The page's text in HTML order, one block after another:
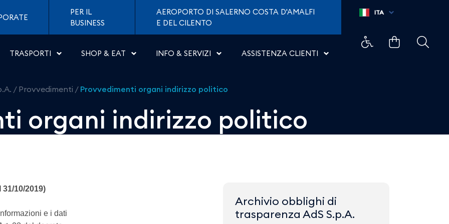
politico - Aeroporti di Napoli
PER IL
BUSINESS
AEROPORTO DI SALERNO COSTA D'AMALFI
E DEL CILENTO
TRASPORTI SHOP & EAT INFO & SERVIZI ASSISTENZA CLIENTI
ITA
/ Provvedimenti / Provvedimenti organi indirizzo politico
organi indirizzo politico
10/2019)
e i dati
Archivio obblighi di
trasparenza AdS S.p.A.